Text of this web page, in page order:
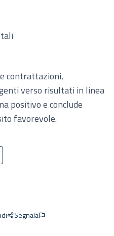
contrattazioni,
verso risultati in linea
positivo e conclude
favorevole.
Segnala